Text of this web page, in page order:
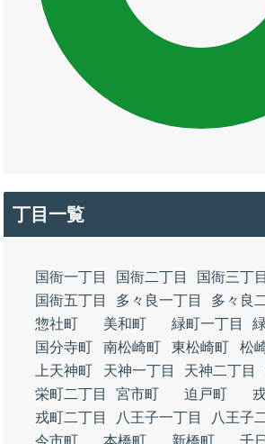
丁目一覧
国衙一丁目 国衙二丁目 国衙三丁目
国衙五丁目
多々良一丁目
多々良
惣社町
美和町 緑町一丁目
国分寺町
南松崎町 東松崎町
松
上天神町
天神一丁目 天神二丁目
栄町二丁目
宮市町 迫戸町
戎町二丁目
八王子一丁目
八王子
今市町
本橋町 新橋町 千